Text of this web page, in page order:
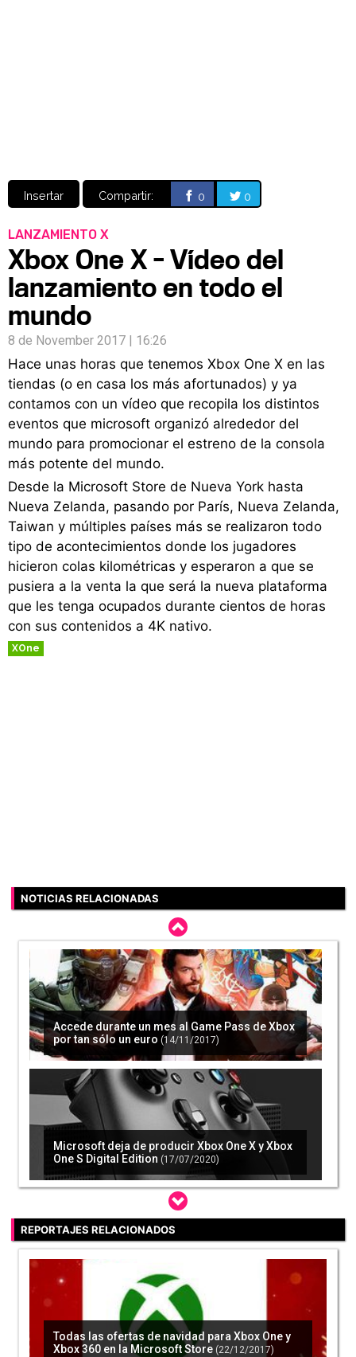
Insertar Compartir: 0 0
LANZAMIENTO X
Xbox One X - Vídeo del
lanzamiento en todo el
mundo
8 de November 2017 | 16:26
Hace unas horas que tenemos Xbox One X en las
tiendas (o en casa los más afortunados) y ya
contamos con un vídeo que recopila los distintos
eventos que microsoft organizó alrededor del
mundo para promocionar el estreno de la consola
más potente del mundo.
Desde la Microsoft Store de Nueva York hasta
Nueva Zelanda, pasando por París, Nueva Zelanda,
Taiwan y múltiples países más se realizaron todo
tipo de acontecimientos donde los jugadores
hicieron colas kilométricas y esperaron a que se
pusiera a la venta la que será la nueva plataforma
que les tenga ocupados durante cientos de horas
con sus contenidos a 4K nativo.
XOne
NOTICIAS RELACIONADAS
Accede durante un mes al Game Pass de Xbox
por tan sólo un euro (14/11/2017)
Microsoft deja de producir Xbox One X y Xbox
One S Digital Edition (17/07/2020)
Xbox One X: Este vídeo muestra cómo se vivió
el lanzamiento
(08/11/2017)
REPORTAJES RELACIONADOS
Todas las ofertas de navidad para Xbox One y
Xbox 360 en la Microsoft Store (22/12/2017)